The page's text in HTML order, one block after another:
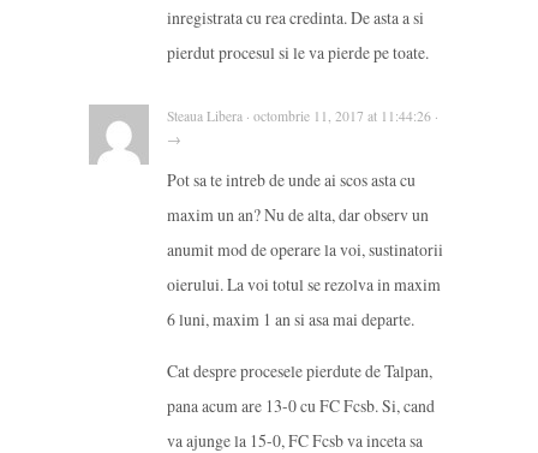
inregistrata cu rea credinta. De asta a si
pierdut procesul si le va pierde pe toate.
Steaua Libera · octombrie 11, 2017 at 11:44:26 ·
→
Pot sa te intreb de unde ai scos asta cu
maxim un an? Nu de alta, dar observ un
anumit mod de operare la voi, sustinatorii
oierului. La voi totul se rezolva in maxim
6 luni, maxim 1 an si asa mai departe.
Cat despre procesele pierdute de Talpan,
pana acum are 13-0 cu FC Fcsb. Si, cand
va ajunge la 15-0, FC Fcsb va inceta sa